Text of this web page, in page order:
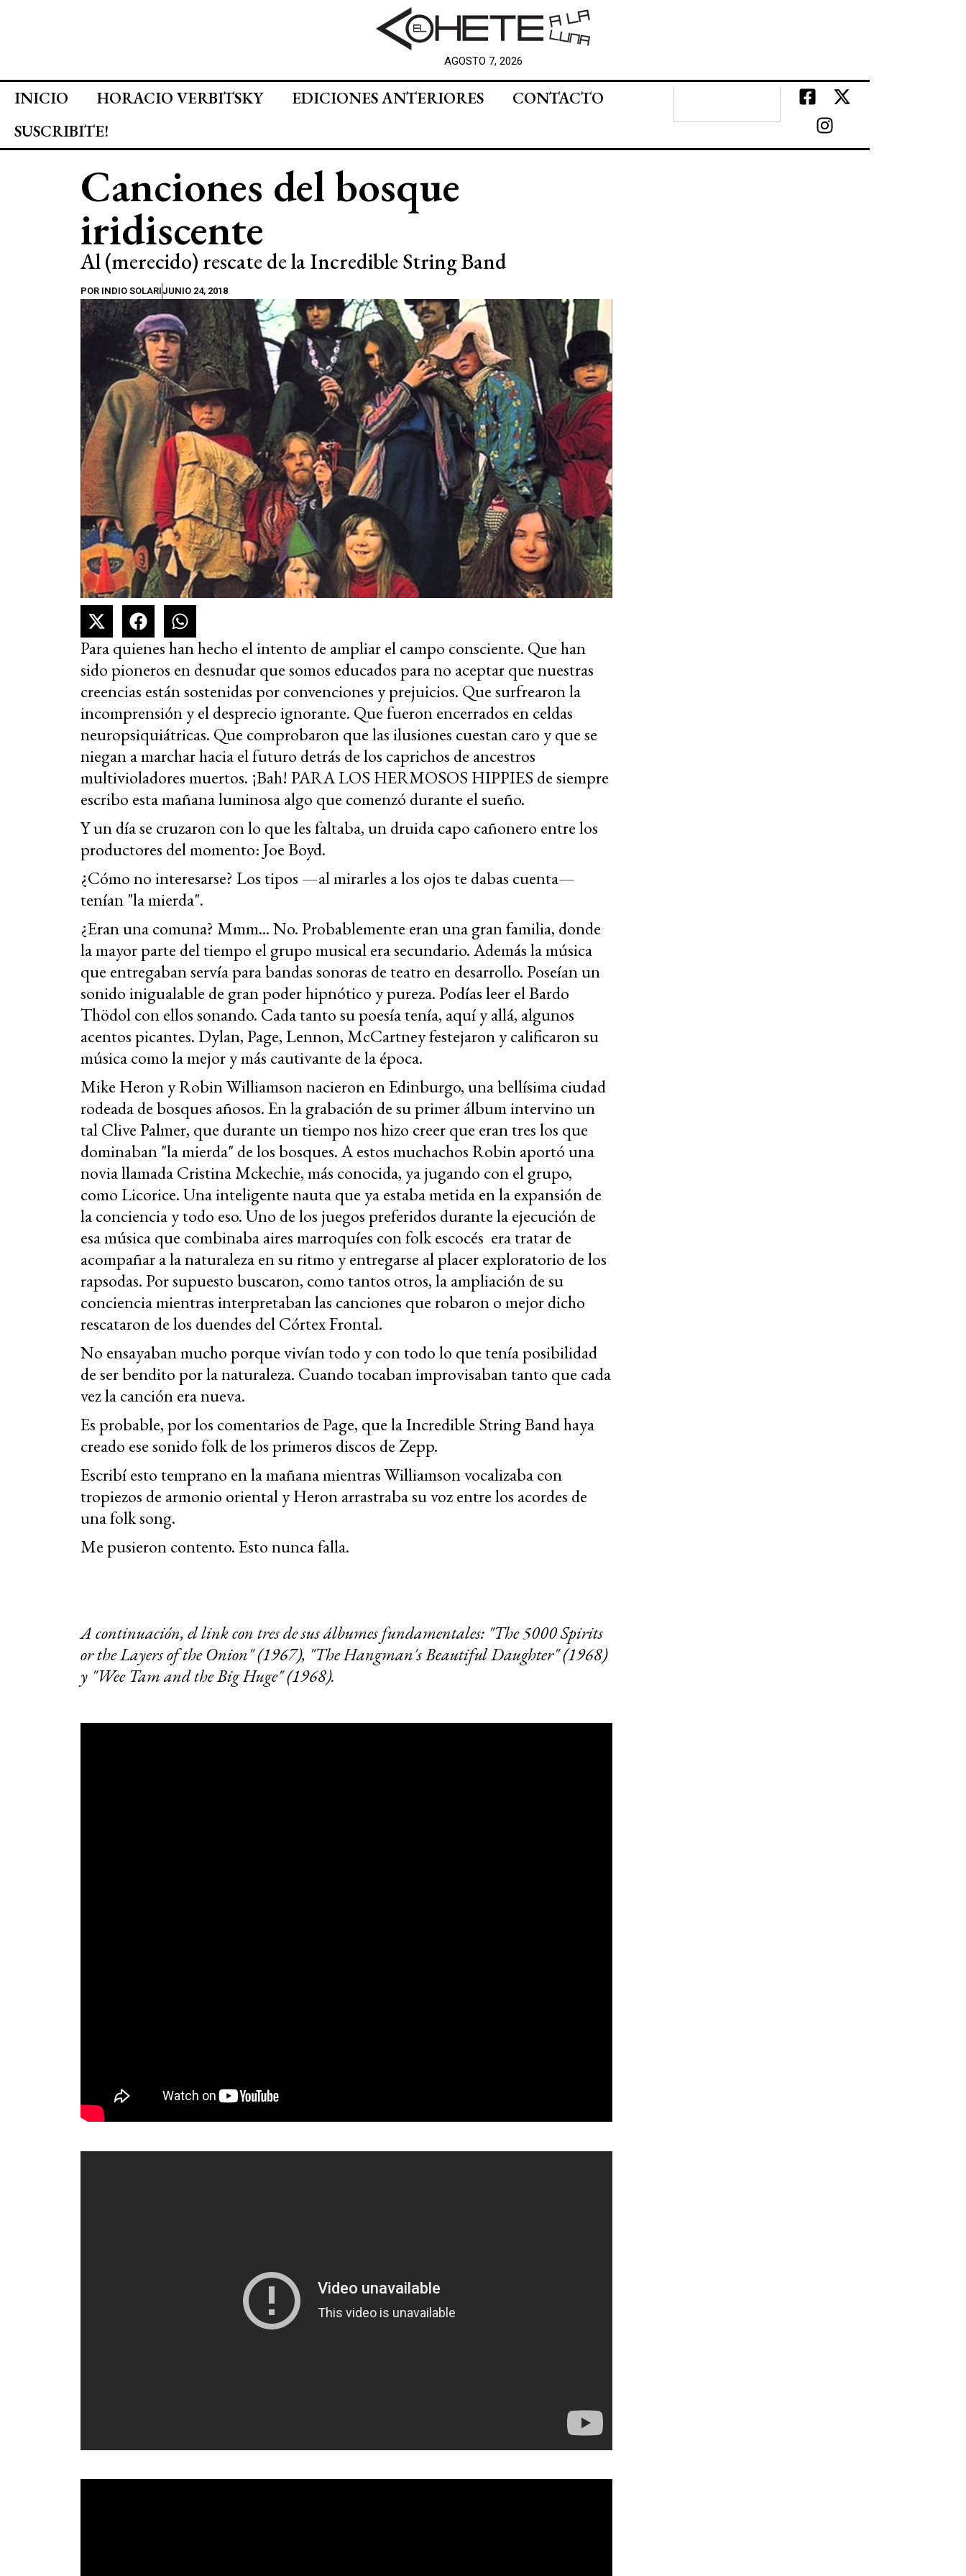
AGOSTO 7, 2026
INICIO HORACIO VERBITSKY EDICIONES ANTERIORES
CONTACTO
SUSCRIBITE!
Canciones del bosque
iridiscente
Al (merecido) rescate de la Incredible String Band
POR INDIO SOLARIJUNIO 24, 2018
Para quienes han hecho el intento de ampliar el campo consciente. Que han
sido pioneros en desnudar que somos educados para no aceptar que nuestras
creencias están sostenidas por convenciones y prejuicios. Que surfrearon la
incomprensión y el desprecio ignorante. Que fueron encerrados en celdas
neuropsiquiátricas. Que comprobaron que las ilusiones cuestan caro y que se
niegan a marchar hacia el futuro detrás de los caprichos de ancestros
multivioladores muertos. ¡Bah! PARA LOS HERMOSOS HIPPIES de siempre
escribo esta mañana luminosa algo que comenzó durante el sueño.
Y un día se cruzaron con lo que les faltaba, un druida capo cañonero entre los
productores del momento: Joe Boyd.
¿Cómo no interesarse? Los tipos —al mirarles a los ojos te dabas cuenta—
tenían "la mierda".
¿Eran una comuna? Mmm... No. Probablemente eran una gran familia, donde
la mayor parte del tiempo el grupo musical era secundario. Además la música
que entregaban servía para bandas sonoras de teatro en desarrollo. Poseían un
sonido inigualable de gran poder hipnótico y pureza. Podías leer el Bardo
Thödol con ellos sonando. Cada tanto su poesía tenía, aquí y allá, algunos
acentos picantes. Dylan, Page, Lennon, McCartney festejaron y calificaron su
música como la mejor y más cautivante de la época.
Mike Heron y Robin Williamson nacieron en Edinburgo, una bellísima ciudad
rodeada de bosques añosos. En la grabación de su primer álbum intervino un
tal Clive Palmer, que durante un tiempo nos hizo creer que eran tres los que
dominaban "la mierda" de los bosques. A estos muchachos Robin aportó una
novia llamada Cristina Mckechie, más conocida, ya jugando con el grupo,
como Licorice. Una inteligente nauta que ya estaba metida en la expansión de
la conciencia y todo eso. Uno de los juegos preferidos durante la ejecución de
esa música que combinaba aires marroquíes con folk escocés era tratar de
acompañar a la naturaleza en su ritmo y entregarse al placer exploratorio de los
rapsodas. Por supuesto buscaron, como tantos otros, la ampliación de su
conciencia mientras interpretaban las canciones que robaron o mejor dicho
rescataron de los duendes del Córtex Frontal.
No ensayaban mucho porque vivían todo y con todo lo que tenía posibilidad
de ser bendito por la naturaleza. Cuando tocaban improvisaban tanto que cada
vez la canción era nueva.
Es probable, por los comentarios de Page, que la Incredible String Band haya
creado ese sonido folk de los primeros discos de Zepp.
Escribí esto temprano en la mañana mientras Williamson vocalizaba con
tropiezos de armonio oriental y Heron arrastraba su voz entre los acordes de
una folk song.
Me pusieron contento. Esto nunca falla.
A continuación, el link con tres de sus álbumes fundamentales: "The 5000 Spirits
or the Layers of the Onion" (1967), "The Hangman's Beautiful Daughter" (1968)
y "Wee Tam and the Big Huge" (1968).